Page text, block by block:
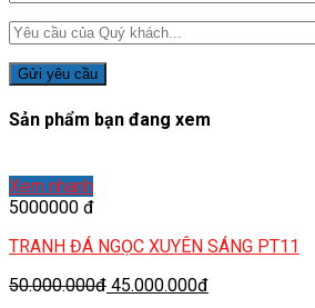
Sản phẩm bạn đang xem
Xem nhanh
5000000 đ
TRANH ĐÁ NGỌC XUYÊN SÁNG PT11
50.000.000đ 45.000.000đ